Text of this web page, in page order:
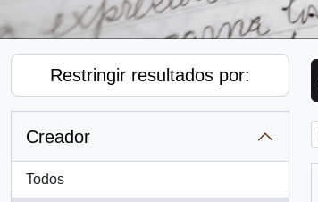
Restringir resultados por:
Creador
Todos